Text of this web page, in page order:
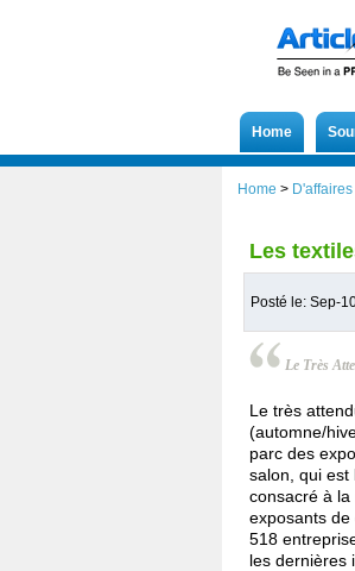
Home
Home > D'affaires
Les
Posté le: Sep-
Le Très
Le très
(automne/
parc des
salon, qui est
consacré à
exposants
518
les dernières